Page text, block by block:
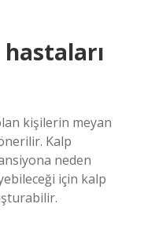
kişilerin meyan
Kalp
neden
için kalp